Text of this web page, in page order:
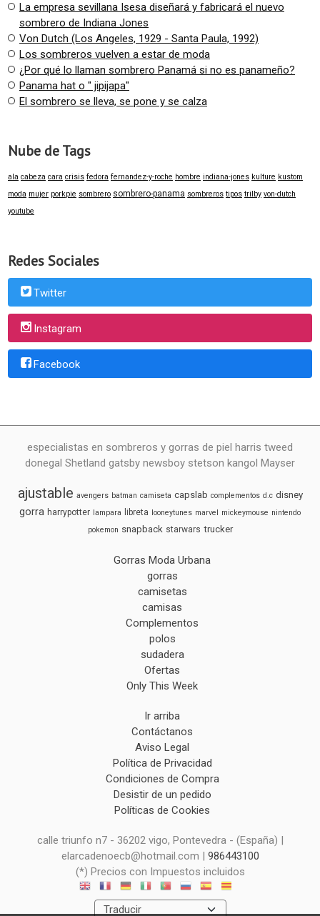
La empresa sevillana Isesa diseñará y fabricará el nuevo
sombrero de Indiana Jones
Von Dutch (Los Angeles, 1929 - Santa Paula, 1992)
Los sombreros vuelven a estar de moda
¿Por qué lo llaman sombrero Panamá si no es panameño?
Panama hat o " jipijapa"
El sombrero se lleva, se pone y se calza
Nube de Tags
ala cabeza cara crisis fedora fernandez-y-roche hombre indiana-jones kulture kustom
moda mujer porkpie sombrero sombrero-panama sombreros tipos trilby von-dutch
youtube
Redes Sociales
Twitter
Instagram
Facebook
especialistas en sombreros y gorras de piel harris tweed
donegal Shetland gatsby newsboy stetson kangol Mayser
ajustable avengers batman camiseta capslab complementos d.c disney
gorra harrypotter lampara libreta looneytunes marvel mickeymouse nintendo
pokemon snapback starwars trucker
Gorras Moda Urbana
gorras
camisetas
camisas
Complementos
polos
sudadera
Ofertas
Only This Week
Ir arriba
Contáctanos
Aviso Legal
Política de Privacidad
Condiciones de Compra
Desistir de un pedido
Políticas de Cookies
calle triunfo n7 - 36202 vigo, Pontevedra - (España) |
elarcadenoecb@hotmail.com | 986443100
(*) Precios con Impuestos incluidos